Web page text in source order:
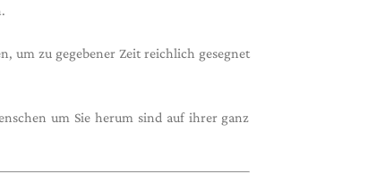
um zu gegebener Zeit reichlich gesegnet
um Sie herum sind auf ihrer ganz